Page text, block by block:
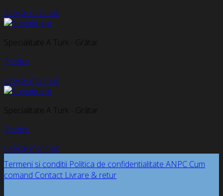
Citește mai mult
Specialitate A Turk - Grătar
Produs
Citește mai mult
Specialitate A Turk - Grătar
Produs
Citește mai mult
Termeni si conditii Politica de confidentialitate ANPC Cum
comand Contact Livrare & retur